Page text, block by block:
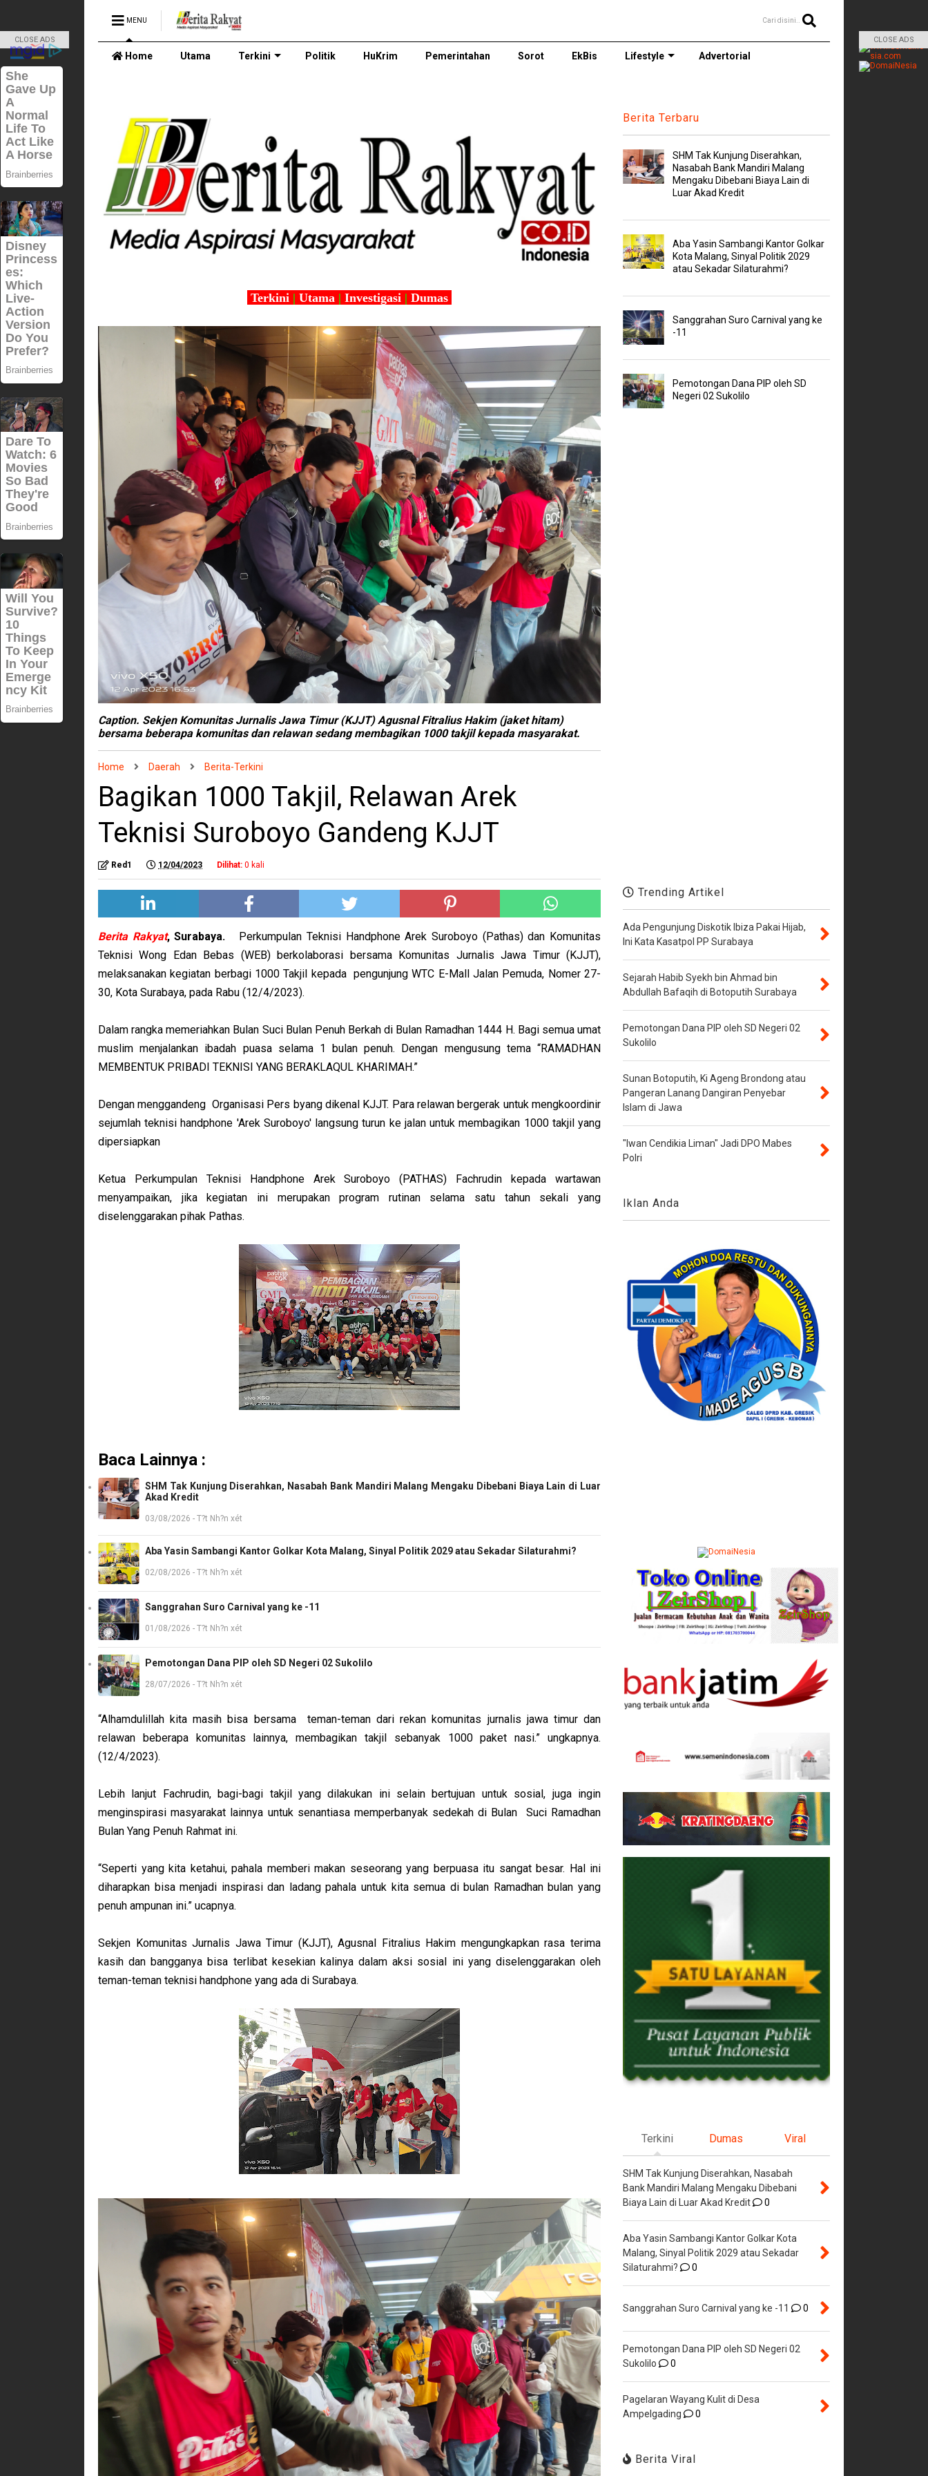
MENU Cari disini..
Home Utama Terkini Politik HuKrim Pemerintahan Sorot EkBis Lifestyle Advertorial
Terkini | Utama | Investigasi | Dumas
Caption. Sekjen Komunitas Jurnalis Jawa Timur (KJJT) Agusnal Fitralius Hakim (jaket hitam)
bersama beberapa komunitas dan relawan sedang membagikan 1000 takjil kepada masyarakat.
Home Daerah Berita-Terkini
Bagikan 1000 Takjil, Relawan Arek
Teknisi Suroboyo Gandeng KJJT
Red1 12/04/2023 Dilihat: 0 kali
Berita Rakyat, Surabaya. Perkumpulan Teknisi Handphone Arek Suroboyo (Pathas) dan Komunitas
Teknisi Wong Edan Bebas (WEB) berkolaborasi bersama Komunitas Jurnalis Jawa Timur (KJJT),
melaksanakan kegiatan berbagi 1000 Takjil kepada pengunjung WTC E-Mall Jalan Pemuda, Nomer 27-
30, Kota Surabaya, pada Rabu (12/4/2023).
Dalam rangka memeriahkan Bulan Suci Bulan Penuh Berkah di Bulan Ramadhan 1444 H. Bagi semua umat
muslim menjalankan ibadah puasa selama 1 bulan penuh. Dengan mengusung tema “RAMADHAN
MEMBENTUK PRIBADI TEKNISI YANG BERAKLAQUL KHARIMAH.”
Dengan menggandeng Organisasi Pers byang dikenal KJJT. Para relawan bergerak untuk mengkoordinir
sejumlah teknisi handphone 'Arek Suroboyo' langsung turun ke jalan untuk membagikan 1000 takjil yang
dipersiapkan
Ketua Perkumpulan Teknisi Handphone Arek Suroboyo (PATHAS) Fachrudin kepada wartawan
menyampaikan, jika kegiatan ini merupakan program rutinan selama satu tahun sekali yang
diselenggarakan pihak Pathas.
Baca Lainnya :
SHM Tak Kunjung Diserahkan, Nasabah Bank Mandiri Malang Mengaku Dibebani Biaya Lain di Luar
Akad Kredit
03/08/2026 - T?t Nh?n xét
Aba Yasin Sambangi Kantor Golkar Kota Malang, Sinyal Politik 2029 atau Sekadar Silaturahmi?
02/08/2026 - T?t Nh?n xét
Sanggrahan Suro Carnival yang ke -11
01/08/2026 - T?t Nh?n xét
Pemotongan Dana PIP oleh SD Negeri 02 Sukolilo
28/07/2026 - T?t Nh?n xét
“Alhamdulillah kita masih bisa bersama teman-teman dari rekan komunitas jurnalis jawa timur dan
relawan beberapa komunitas lainnya, membagikan takjil sebanyak 1000 paket nasi.” ungkapnya.
(12/4/2023).
Lebih lanjut Fachrudin, bagi-bagi takjil yang dilakukan ini selain bertujuan untuk sosial, juga ingin
menginspirasi masyarakat lainnya untuk senantiasa memperbanyak sedekah di Bulan Suci Ramadhan
Bulan Yang Penuh Rahmat ini.
“Seperti yang kita ketahui, pahala memberi makan seseorang yang berpuasa itu sangat besar. Hal ini
diharapkan bisa menjadi inspirasi dan ladang pahala untuk kita semua di bulan Ramadhan bulan yang
penuh ampunan ini.” ucapnya.
Sekjen Komunitas Jurnalis Jawa Timur (KJJT), Agusnal Fitralius Hakim mengungkapkan rasa terima
kasih dan bangganya bisa terlibat kesekian kalinya dalam aksi sosial ini yang diselenggarakan oleh
teman-teman teknisi handphone yang ada di Surabaya.
Berita Terbaru
SHM Tak Kunjung Diserahkan,
Nasabah Bank Mandiri Malang
Mengaku Dibebani Biaya Lain di
Luar Akad Kredit
Aba Yasin Sambangi Kantor Golkar
Kota Malang, Sinyal Politik 2029
atau Sekadar Silaturahmi?
Sanggrahan Suro Carnival yang ke
-11
Pemotongan Dana PIP oleh SD
Negeri 02 Sukolilo
Trending Artikel
Ada Pengunjung Diskotik Ibiza Pakai Hijab,
Ini Kata Kasatpol PP Surabaya
Sejarah Habib Syekh bin Ahmad bin
Abdullah Bafaqih di Botoputih Surabaya
Pemotongan Dana PIP oleh SD Negeri 02
Sukolilo
Sunan Botoputih, Ki Ageng Brondong atau
Pangeran Lanang Dangiran Penyebar
Islam di Jawa
"Iwan Cendikia Liman" Jadi DPO Mabes
Polri
Iklan Anda
Terkini Dumas Viral
SHM Tak Kunjung Diserahkan, Nasabah
Bank Mandiri Malang Mengaku Dibebani
Biaya Lain di Luar Akad Kredit
0
Aba Yasin Sambangi Kantor Golkar Kota
Malang, Sinyal Politik 2029 atau Sekadar
Silaturahmi?
0
Sanggrahan Suro Carnival yang ke -11 0
Pemotongan Dana PIP oleh SD Negeri 02
Sukolilo
0
Pagelaran Wayang Kulit di Desa
Ampelgading
0
Berita Viral
CLOSE ADS CLOSE ADS